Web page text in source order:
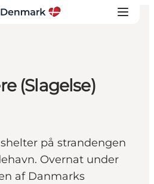
(Slagelse)
på strandengen
Overnat under
af Danmarks